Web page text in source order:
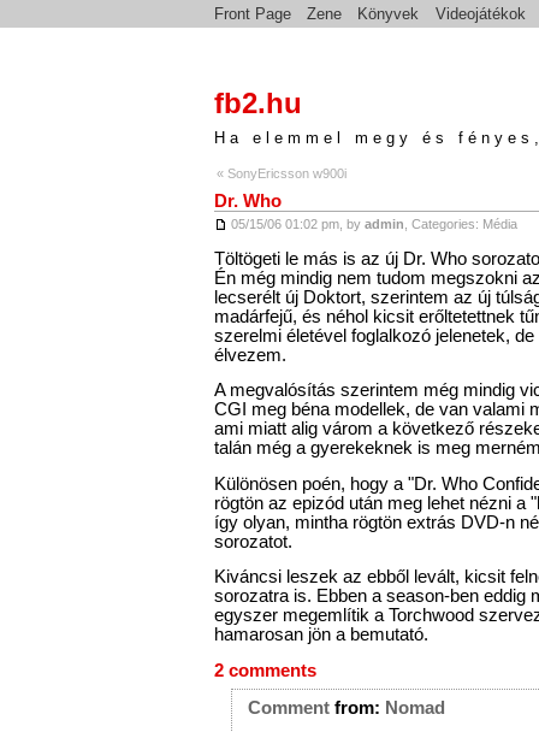
Front Page Zene Könyvek Videojátékok
fb2.hu
Ha elemmel megy és
« SonyEricsson w900i
Dr. Who
05/15/06 01:02 pm, by admin , Categories: Média
Töltögeti le más is az új Dr. Who
Én még mindig nem tudom megszokni
lecserélt új Doktort, szerintem az új
madárfejű, és néhol kicsit erőltetettnek
szerelmi életével foglalkozó jelenetek,
élvezem.
A megvalósítás szerintem még mindig
CGI meg béna modellek, de van valami
ami miatt alig várom a következő
talán még a gyerekeknek is meg
Különösen poén, hogy a "Dr. Who
rögtön az epizód után meg lehet nézni a
így olyan, mintha rögtön extrás DVD-n
sorozatot.
Kiváncsi leszek az ebből levált, kicsit
sorozatra is. Ebben a season-ben eddig
egyszer megemlítik a Torchwood
hamarosan jön a bemutató.
2 comments
Comment from: Nomad